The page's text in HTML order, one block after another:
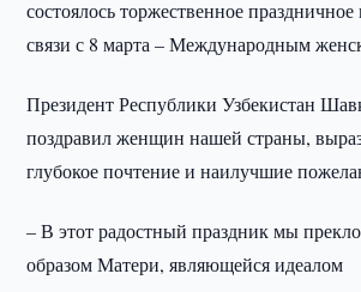
состоялось торжественное
связи с 8 марта – Международным
Президент Республики Узбекистан
поздравил женщин нашей страны,
глубокое почтение и наилучшие
– В этот радостный праздник мы
образом Матери, являющейся идеалом